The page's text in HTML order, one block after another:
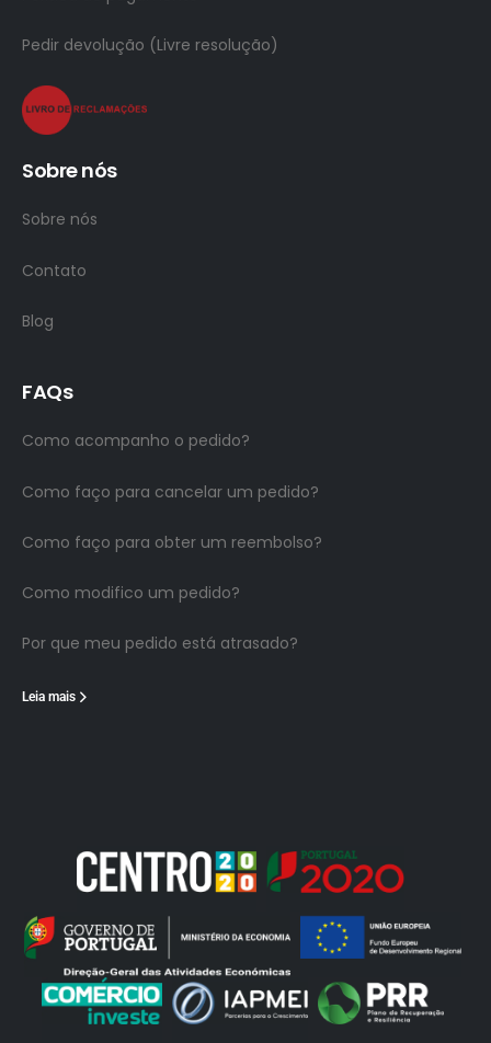
Pedir devolução (Livre resolução)
Sobre nós
Sobre nós
Contato
Blog
FAQs
Como acompanho o pedido?
Como faço para cancelar um pedido?
Como faço para obter um reembolso?
Como modifico um pedido?
Por que meu pedido está atrasado?
Leia mais